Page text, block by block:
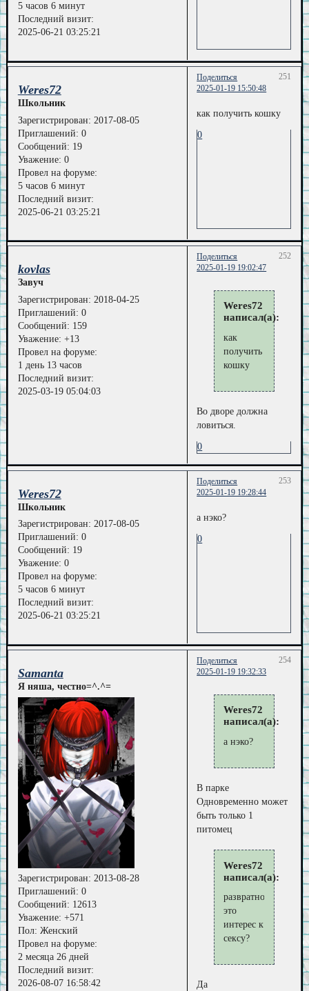
5 часов 6 минут
Последний визит:
2025-06-21 03:25:21
Поделиться
251
2025-01-19 15:50:48
Weres72
Школьник
Зарегистрирован: 2017-08-05
Приглашений: 0
Сообщений: 19
Уважение: 0
Провел на форуме:
5 часов 6 минут
Последний визит:
2025-06-21 03:25:21
как получить кошку
0
Поделиться
252
2025-01-19 19:02:47
kovlas
Завуч
Зарегистрирован: 2018-04-25
Приглашений: 0
Сообщений: 159
Уважение: +13
Провел на форуме:
1 день 13 часов
Последний визит:
2025-03-19 05:04:03
Weres72
написал(а):
как
получить
кошку
Во дворе должна
ловиться.
0
Поделиться
253
2025-01-19 19:28:44
Weres72
Школьник
Зарегистрирован: 2017-08-05
Приглашений: 0
Сообщений: 19
Уважение: 0
Провел на форуме:
5 часов 6 минут
Последний визит:
2025-06-21 03:25:21
а нэко?
0
Поделиться
254
2025-01-19 19:32:33
Samanta
Я няша, честно=^.^=
Зарегистрирован: 2013-08-28
Приглашений: 0
Сообщений: 12613
Уважение: +571
Пол: Женский
Провел на форуме:
2 месяца 26 дней
Последний визит:
2026-08-07 16:58:42
Weres72
написал(а):
а нэко?
В парке
Одновременно может
быть только 1
питомец
Weres72
написал(а):
развратность
это
интерес к
секcу?
Да